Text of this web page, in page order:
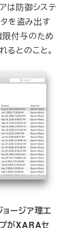
は防御システ
を盗み出す
限付与のため
とのこと。
ョージア理工
がXARAセ